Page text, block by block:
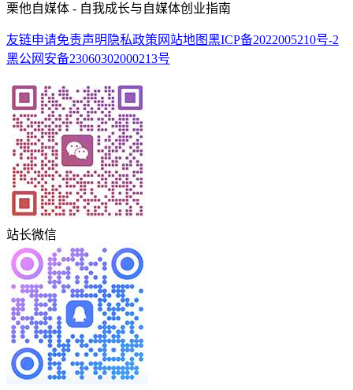
栗他自媒体 - 自我成长与自媒体创业指南
友链申请免责声明 隐私政策 网站地图黑ICP备2022005210号-2
黑公网安备23060302000213号
站长微信